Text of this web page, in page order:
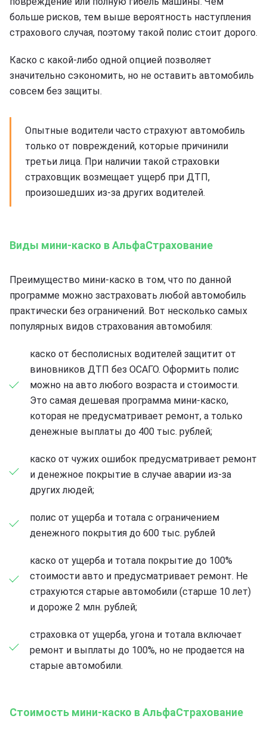
больше рисков, тем выше вероятность наступления
страхового случая, поэтому такой полис стоит дорого.
Каско с какой-либо одной опцией позволяет
значительно сэкономить, но не оставить автомобиль
совсем без защиты.
Опытные водители часто страхуют автомобиль
только от повреждений, которые причинили
третьи лица. При наличии такой страховки
страховщик возмещает ущерб при ДТП,
произошедших из-за других водителей.
Виды мини-каско в АльфаСтрахование
Преимущество мини-каско в том, что по данной
программе можно застраховать любой автомобиль
практически без ограничений. Вот несколько самых
популярных видов страхования автомобиля:
каско от бесполисных водителей защитит от
виновников ДТП без ОСАГО. Оформить полис
можно на авто любого возраста и стоимости.
Это самая дешевая программа мини-каско,
которая не предусматривает ремонт, а только
денежные выплаты до 400 тыс. рублей;
каско от чужих ошибок предусматривает ремонт
и денежное покрытие в случае аварии из-за
других людей;
полис от ущерба и тотала с ограничением
денежного покрытия до 600 тыс. рублей
каско от ущерба и тотала покрытие до 100%
стоимости авто и предусматривает ремонт. Не
страхуются старые автомобили (старше 10 лет)
и дороже 2 млн. рублей;
страховка от ущерба, угона и тотала включает
ремонт и выплаты до 100%, но не продается на
старые автомобили.
Стоимость мини-каско в АльфаСтрахование